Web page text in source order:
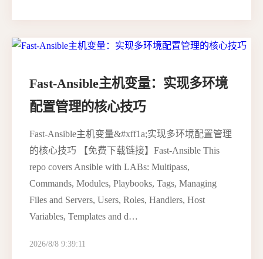
Fast-Ansible主机变量：实现多环境
配置管理的核心技巧
Fast-Ansible主机变量&#xff1a;实现多环境配置管理
的核心技巧 【免费下载链接】Fast-Ansible This
repo covers Ansible with LABs: Multipass,
Commands, Modules, Playbooks, Tags, Managing
Files and Servers, Users, Roles, Handlers, Host
Variables, Templates and d…
2026/8/8 9:39:11